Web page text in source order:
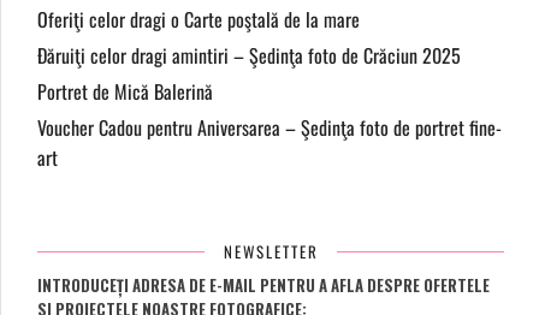
Oferiţi celor dragi o Carte poştală de la mare
Đăruiţi celor dragi amintiri – Şedinţa foto de Crăciun 2025
Portret de Mică Balerină
Voucher Cadou pentru Aniversarea – Şedinţa foto de portret fine-
art
NEWSLETTER
INTRODUCEȚI ADRESA DE E-MAIL PENTRU A AFLA DESPRE OFERTELE
SI PROIECTELE NOASTRE FOTOGRAFICE: